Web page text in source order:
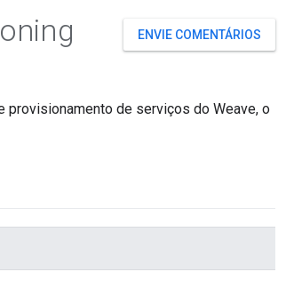
ENVIE COMENTÁRIOS
provisionamento de serviços do Weave, o